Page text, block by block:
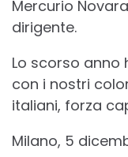
Mercurio
dirigente.
Lo scorso anno
con i nostri
italiani, forza
Milano, 5